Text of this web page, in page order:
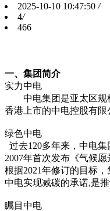
2025-10-10 10:47:50 /
4/
466
一、集团简介
实力中电
中电集团是亚太区规模
香港上市的中电控股有
绿色中电
过去120多年来，中电
2007年首次发布《气候
根据2021年修订的目标
中电实现减碳的承诺,是
瞩目中电